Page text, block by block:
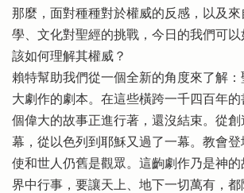
那麼，面對種種對於權威的反感，以及
學、文化對聖經的挑戰，今日的我們可以
該如何理解其權威？
賴特幫助我們從一個全新的角度來了解
大劇作的劇本。在這些橫跨一千四百年
個偉大的故事正進行著，還沒結束。從
幕，從以色列到耶穌又過了一幕。教會
使和世人仍舊是觀眾。這齣劇作乃是神
界中行事，要讓天上、地下一切萬有，都